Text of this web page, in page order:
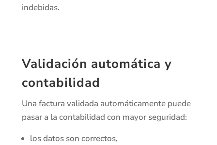
indebidas.
Validación automática y
contabilidad
Una factura validada automáticamente puede
pasar a la contabilidad con mayor seguridad:
los datos son correctos,